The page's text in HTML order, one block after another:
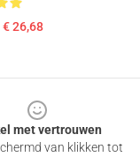
€ 26,68
met vertrouwen
van klikken tot